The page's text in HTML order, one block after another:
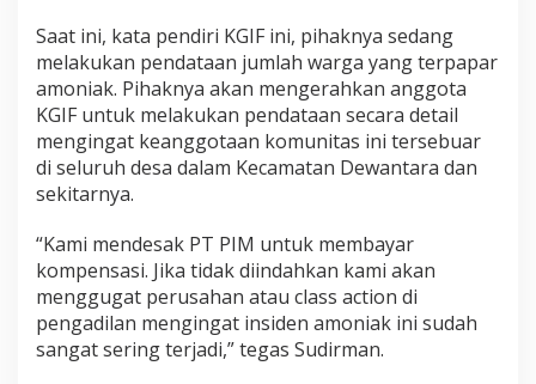
Saat ini, kata pendiri KGIF ini, pihaknya sedang
melakukan pendataan jumlah warga yang terpapar
amoniak. Pihaknya akan mengerahkan anggota
KGIF untuk melakukan pendataan secara detail
mengingat keanggotaan komunitas ini tersebuar
di seluruh desa dalam Kecamatan Dewantara dan
sekitarnya.
“Kami mendesak PT PIM untuk membayar
kompensasi. Jika tidak diindahkan kami akan
menggugat perusahan atau class action di
pengadilan mengingat insiden amoniak ini sudah
sangat sering terjadi,” tegas Sudirman.